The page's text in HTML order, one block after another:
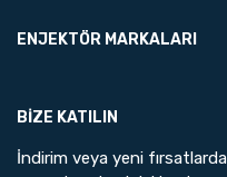
ENJEKTÖR MARKALARI
BIZE KATILIN
İndirim veya yeni